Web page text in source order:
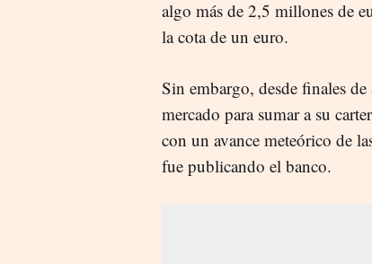
algo más de 2,5 millones de
la cota de un euro.
Sin embargo, desde finales
mercado para sumar a su
con un avance meteórico de
fue publicando el banco.